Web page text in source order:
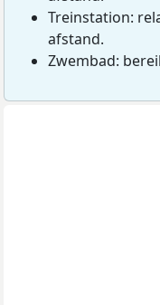
Treinstation:
afstand.
Zwembad: